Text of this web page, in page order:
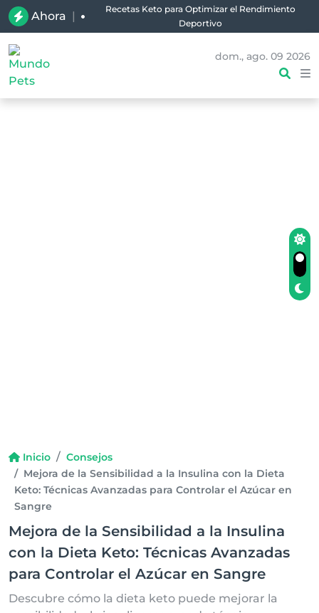
Ahora |
Recetas Keto para Optimizar el Rendimiento
Deportivo
dom., ago. 09 2026
Inicio
Consejos
Mejora de la Sensibilidad a la Insulina con la Dieta
Keto: Técnicas Avanzadas para Controlar el Azúcar en
Sangre
Mejora de la Sensibilidad a la Insulina
con la Dieta Keto: Técnicas Avanzadas
para Controlar el Azúcar en Sangre
Descubre cómo la dieta keto puede mejorar la